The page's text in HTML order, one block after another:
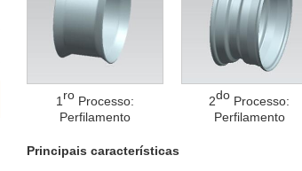
1 roProcesso:
Perfilamento
2do Processo:
Perfilamento
Principais características